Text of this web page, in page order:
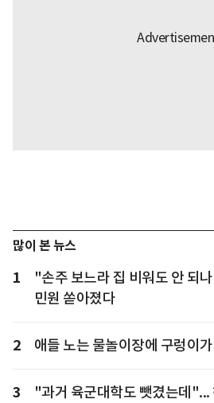
많이 본 뉴스
1
"손주 보느라 집 비워도 안 되
민원 쏟아졌다
2 애들 노는 물놀이장에 구렁이
3
"과거 육군대학도 뺏겼는데"...